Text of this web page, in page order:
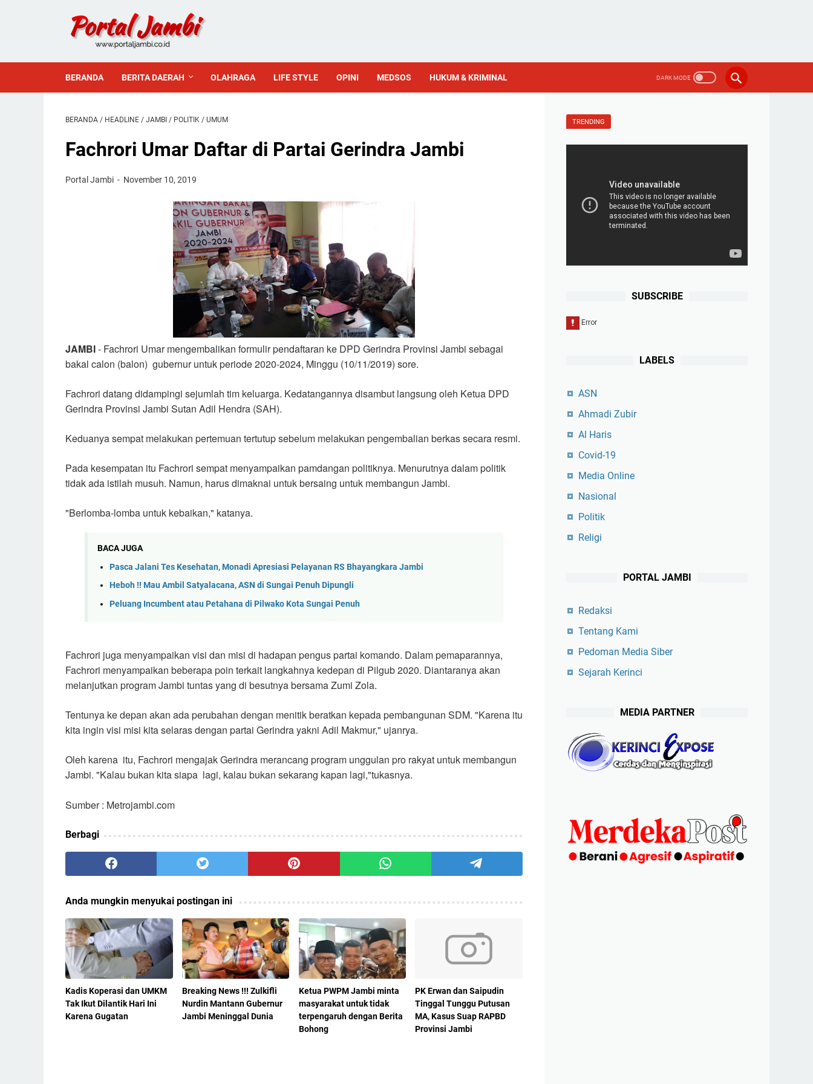
BERANDA BERITA DAERAH OLAHRAGA LIFE STYLE OPINI MEDSOS HUKUM & KRIMINAL
BERANDA / HEADLINE / JAMBI / POLITIK / UMUM
Fachrori Umar Daftar di Partai Gerindra Jambi
Portal Jambi November 10, 2019
JAMBI- Fachrori Umar mengembalikan formulir pendaftaran ke DPD Gerindra Provinsi Jambi sebagai
bakal calon (balon) gubernur untuk periode 2020-2024, Minggu (10/11/2019) sore.
Fachrori datang didampingi sejumlah tim keluarga. Kedatangannya disambut langsung oleh Ketua DPD
Gerindra Provinsi Jambi Sutan Adil Hendra (SAH).
Keduanya sempat melakukan pertemuan tertutup sebelum melakukan pengembalian berkas secara resmi.
Pada kesempatan itu Fachrori sempat menyampaikan pamdangan politiknya. Menurutnya dalam politik
tidak ada istilah musuh. Namun, harus dimaknai untuk bersaing untuk membangun Jambi.
"Berlomba-lomba untuk kebaikan," katanya.
BACA JUGA
Pasca Jalani Tes Kesehatan, Monadi Apresiasi Pelayanan RS Bhayangkara Jambi
Heboh !! Mau Ambil Satyalacana, ASN di Sungai Penuh Dipungli
Peluang Incumbent atau Petahana di Pilwako Kota Sungai Penuh
Fachrori juga menyampaikan visi dan misi di hadapan pengus partai komando. Dalam pemaparannya,
Fachrori menyampaikan beberapa poin terkait langkahnya kedepan di Pilgub 2020. Diantaranya akan
melanjutkan program Jambi tuntas yang di besutnya bersama Zumi Zola.
Tentunya ke depan akan ada perubahan dengan menitik beratkan kepada pembangunan SDM. "Karena itu
kita ingin visi misi kita selaras dengan partai Gerindra yakni Adil Makmur," ujanrya.
Oleh karena itu, Fachrori mengajak Gerindra merancang program unggulan pro rakyat untuk membangun
Jambi. "Kalau bukan kita siapa lagi, kalau bukan sekarang kapan lagi,"tukasnya.
Sumber : Metrojambi.com
Berbagi
Anda mungkin menyukai postingan ini
Kadis Koperasi dan UMKM
Tak Ikut Dilantik Hari Ini
Karena Gugatan
Breaking News !!! Zulkifli
Nurdin Mantann Gubernur
Jambi Meninggal Dunia
Ketua PWPM Jambi minta
masyarakat untuk tidak
terpengaruh dengan Berita
Bohong
PK Erwan dan Saipudin
Tinggal Tunggu Putusan
MA, Kasus Suap RAPBD
Provinsi Jambi
TRENDING
SUBSCRIBE
LABELS
ASN
Ahmadi Zubir
Al Haris
Covid-19
Media Online
Nasional
Politik
Religi
PORTAL JAMBI
Redaksi
Tentang Kami
Pedoman Media Siber
Sejarah Kerinci
MEDIA PARTNER